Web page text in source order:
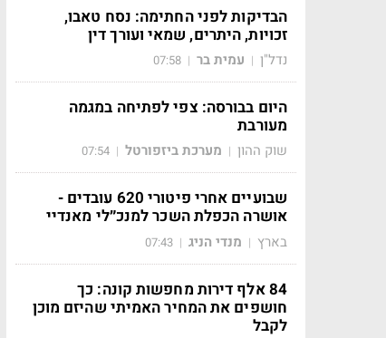
הבדיקות לפני החתימה: נסח טאבו,
זכויות, היתרים, שמאי ועורך דין
נדל"ן | עמית בר |
07:58
היום בבורסה: צפי לפתיחה במגמה
מעורבת
שוק ההון | מערכת ביזפורטל |
07:54
שבועיים אחרי פיטורי 620 עובדים -
אושרה הכפלת השכר למנכ״לי מאנדיי
בארץ | מנדי הניג |
07:43
84 אלף דירות מחפשות קונה: כך
חושפים את המחיר האמיתי שהיזם מוכן
לקבל